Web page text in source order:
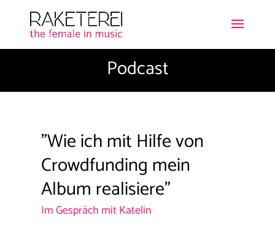
Podcast
"Wie ich mit Hilfe von
Crowdfunding mein
Album realisiere"
Im Gespräch mit Katelin